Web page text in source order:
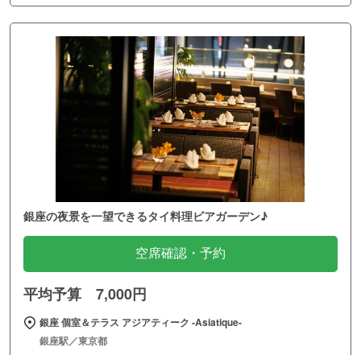
銀座の夜景を一望できるタイ料理ビアガーデン♪
空席確認・予約
平均予算 7,000円
銀座 個室＆テラス アジアティーク ‐Asiatique‐
銀座駅／東京都